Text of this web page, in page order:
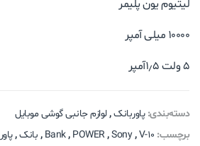
لیتیوم یون پلیمر
۱۰۰۰۰ میلی آمپر
۵ ولت ۱٫۵آمپر
دسته‌بندی:پاوربانک,لوازم جانبی گوشی موبایل
برچسب:
Bank, POWER,Sony,V-10
, بانک,پاور